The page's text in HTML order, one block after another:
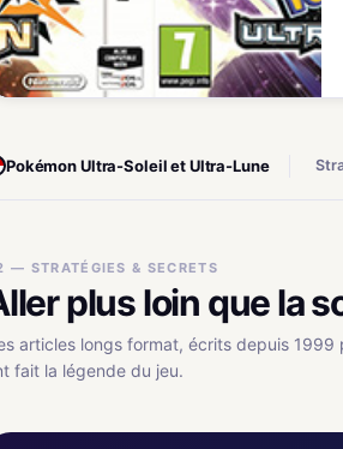
Pokémon Ultra-Soleil et Ultra-Lune
— STRATÉGIES & SECRETS
plus loin que la
articles longs format, écrits depuis
fait la légende du jeu.